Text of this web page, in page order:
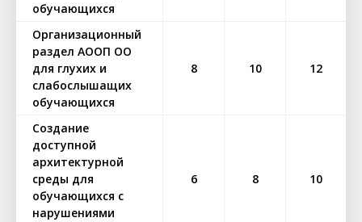
обучающихся
Организационный
раздел АООП ОО
для глухих и
слабослышащих
обучающихся
8 10 12
Создание
доступной
архитектурной
среды для
обучающихся с
нарушениями
6 8 10